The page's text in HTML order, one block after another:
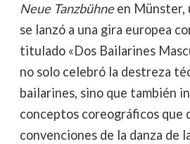
Neue Tanzbühneen Münster,
se lanzó a una gira europea
titulado «Dos Bailarines
no solo celebró la destreza
bailarines, sino que también
conceptos coreográficos que
convenciones de la danza de